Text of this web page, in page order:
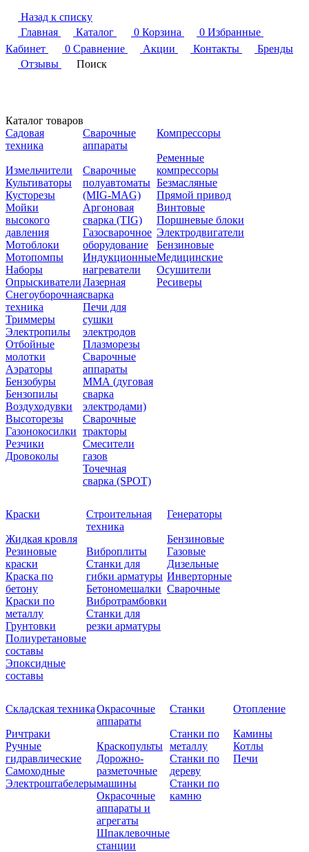
Назад к списку
Главная
Каталог 0 Корзина 0 Избранные
Кабинет
0 Сравнение Акции Контакты
Бренды
Отзывы
Поиск
Каталог товаров
Садовая
техника
Измельчители
Культиваторы
Кусторезы
Мойки
высокого
давления
Мотоблоки
Мотопомпы
Наборы
Опрыскиватели
Снегоуборочная
техника
Триммеры
Электропилы
Отбойные
молотки
Аэраторы
Бензобуры
Бензопилы
Воздуходувки
Высоторезы
Газонокосилки
Резчики
Дровоколы
Сварочные
аппараты
Сварочные
полуавтоматы
(MIG-MAG)
Аргоновая
сварка (TIG)
Газосварочное
оборудование
Индукционные
нагреватели
Лазерная
сварка
Печи для
сушки
электродов
Плазморезы
Сварочные
аппараты
ММА (дуговая
сварка
электродами)
Сварочные
тракторы
Смесители
газов
Точечная
сварка (SPOT)
Компрессоры
Ременные
компрессоры
Безмасляные
Прямой привод
Винтовые
Поршневые блоки
Электродвигатели
Бензиновые
Медицинские
Осушители
Ресиверы
Краски
Жидкая кровля
Резиновые
краски
Краска по
бетону
Краски по
металлу
Грунтовки
Полиуретановые
составы
Эпоксидные
составы
Строительная
техника
Виброплиты
Станки для
гибки арматуры
Бетономешалки
Вибротрамбовки
Станки для
резки арматуры
Генераторы
Бензиновые
Газовые
Дизельные
Инверторные
Сварочные
Складская техника
Ричтраки
Ручные
гидравлические
Самоходные
Электроштабелеры
Окрасочные
аппараты
Краскопульты
Дорожно-
разметочные
машины
Окрасочные
аппараты и
агрегаты
Шпаклевочные
станции
Станки
Станки по
металлу
Станки по
дереву
Станки по
камню
Отопление
Камины
Котлы
Печи